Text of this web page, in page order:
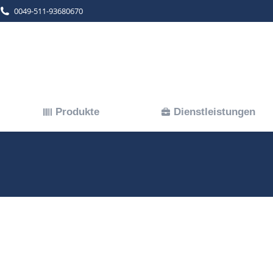
0049-511-93680670
Produkte Dienstleistungen
Produkte Dienstleistungen